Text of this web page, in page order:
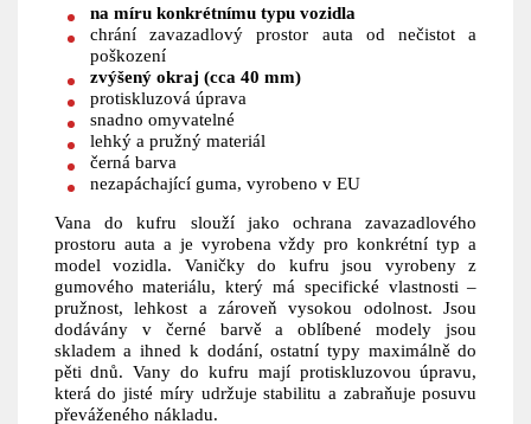
na míru konkrétnímu typu vozidla
chrání zavazadlový prostor auta od nečistot a
poškození
zvýšený okraj (cca 40 mm)
protiskluzová úprava
snadno omyvatelné
lehký a pružný materiál
černá barva
nezapáchající guma, vyrobeno v EU
Vana do kufru slouží jako ochrana zavazadlového
prostoru auta a je vyrobena vždy pro konkrétní typ a
model vozidla. Vaničky do kufru jsou vyrobeny z
gumového materiálu, který má specifické vlastnosti –
pružnost, lehkost a zároveň vysokou odolnost. Jsou
dodávány v černé barvě a oblíbené modely jsou
skladem a ihned k dodání, ostatní typy maximálně do
pěti dnů. Vany do kufru mají protiskluzovou úpravu,
která do jisté míry udržuje stabilitu a zabraňuje posuvu
převáženého nákladu.